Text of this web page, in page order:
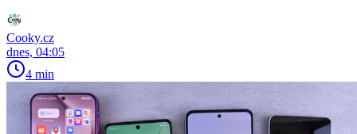
Cooky.cz
dnes, 04:05
4 min